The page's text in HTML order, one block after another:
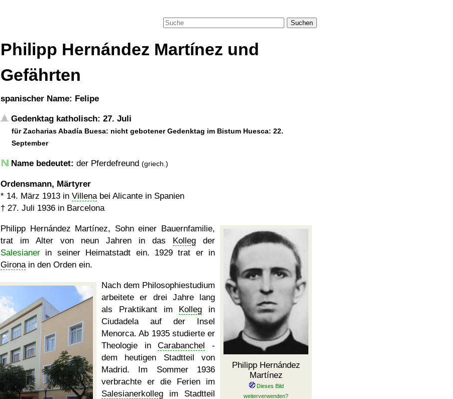
Suchen
Philipp Hernández Martínez und
Gefährten
spanischer Name: Felipe
Gedenktag katholisch: 27. Juli
für Zacharias Abadía Buesa: nicht gebotener Gedenktag im Bistum Huesca: 22.
September
Name bedeutet: der Pferdefreund (griech.)
Ordensmann, Märtyrer
* 14. März 1913 in Villenabei Alicante in Spanien
† 27. Juli 1936 in Barcelona
Philipp Hernández
Martínez
Philipp Hernández Martínez, Sohn einer Bauernfamilie,
trat im Alter von neun Jahren in das Kolleg der
Salesianer in seiner Heimatstadt ein. 1929 trat er in
Gironain den Orden ein.
Nach dem Philosophiestudium
arbeitete er drei Jahre lang
als Praktikant im Kolleg in
Ciudadela auf der Insel
Menorca. Ab 1935 studierte er
Theologie inCarabanchel -
dem heutigen Stadtteil von
Madrid. Im Sommer 1936
verbrachte er die Ferien im
Salesianerkolleg im Stadtteil